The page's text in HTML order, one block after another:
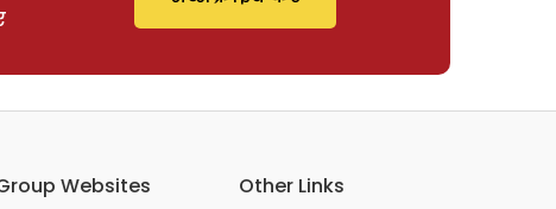
Websites
Other Links